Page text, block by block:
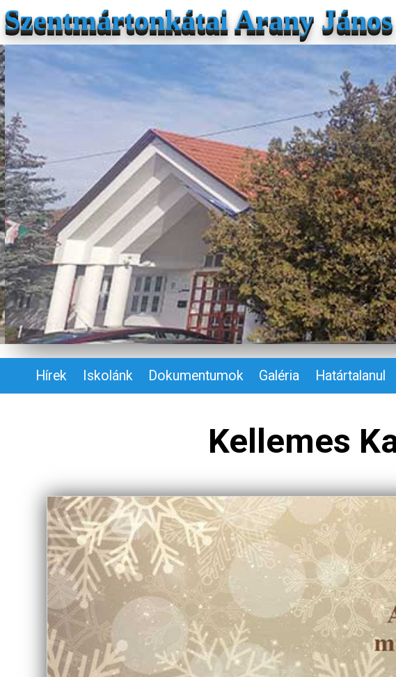
Szentmártonkátai Arany
Hírek Iskolánk Dokumentumok Galéria Határtalanul
Kellemes